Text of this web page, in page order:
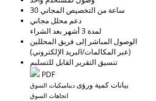
30 ساعة من التخصيص المجاني
دعم محلل مجاني
لمدة 3 أشهر بعد الشراء
الوصول المباشر إلى فريق المحللين
(عبر المكالمات/البريد الإلكتروني)
تنسيق التقرير القابل للتسليم
PDF
بيانات كمية ورؤى ديناميكيات السوق
اتجاهات السوق